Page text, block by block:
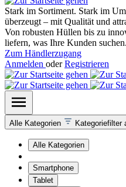
Stark im Sortiment. Stark im
überzeugt – mit Qualität und
Von robusten Hüllen bis zu
liefern, was Ihre Kunden suchen.
Zum Händlerzugang
Anmelden oder Registrieren
Alle Kategorien Kategoriefilter
Alle Kategorien
Smartphone
Tablet